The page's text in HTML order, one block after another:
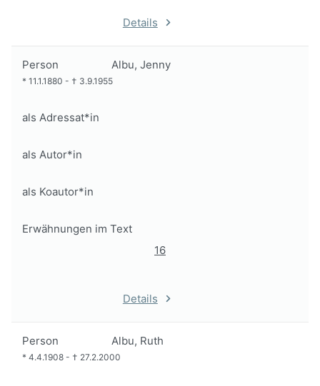
Details
Person Albu, Jenny
* 11.1.1880 - † 3.9.1955
als Adressat*in
als Autor*in
als Koautor*in
Erwähnungen im Text
16
Details
Person Albu, Ruth
* 4.4.1908 - † 27.2.2000